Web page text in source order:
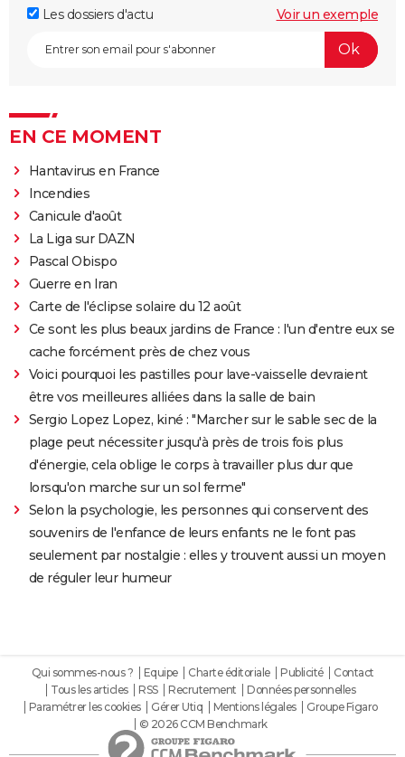
Les dossiers d'actu
Voir un exemple
EN CE MOMENT
Hantavirus en France
Incendies
Canicule d'août
La Liga sur DAZN
Pascal Obispo
Guerre en Iran
Carte de l'éclipse solaire du 12 août
Ce sont les plus beaux jardins de France : l'un d'entre eux se
cache forcément près de chez vous
Voici pourquoi les pastilles pour lave-vaisselle devraient
être vos meilleures alliées dans la salle de bain
Sergio Lopez Lopez, kiné : "Marcher sur le sable sec de la
plage peut nécessiter jusqu'à près de trois fois plus
d'énergie, cela oblige le corps à travailler plus dur que
lorsqu'on marche sur un sol ferme"
Selon la psychologie, les personnes qui conservent des
souvenirs de l'enfance de leurs enfants ne le font pas
seulement par nostalgie : elles y trouvent aussi un moyen
de réguler leur humeur
Qui sommes-nous ? Equipe Charte éditoriale Publicité
Contact
Tous les articles
RSS Recrutement
Données personnelles
Paramétrer les cookies
Gérer Utiq Mentions légales
Groupe Figaro
© 2026 CCM Benchmark